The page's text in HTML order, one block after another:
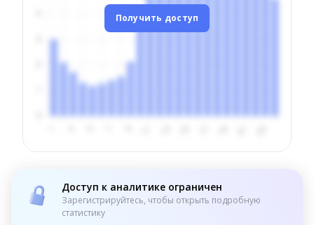
Получить доступ
Доступ к аналитике ограничен
Зарегистрируйтесь, чтобы открыть подробную
статистику